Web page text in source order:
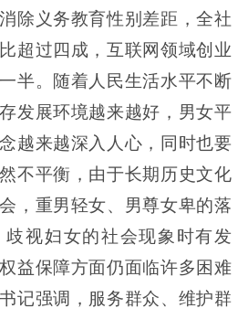
除义务教育性别差距，全社
超过四成，互联网领域创业
半。随着人民生活水平不断
发展环境越来越好，男女平
越来越深入人心，同时也要
不平衡，由于长期历史文化
，重男轻女、男尊女卑的落
歧视妇女的社会现象时有发
益保障方面仍面临许多困难
记强调，服务群众、维护群